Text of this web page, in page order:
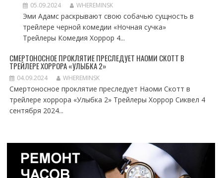
05.09.2024 WHEREMINSK
Эми Адамс раскрывают свою собачью сущность в
трейлере черной комедии «Ночная сучка»
Трейлеры Комедия Хоррор 4...
СМЕРТОНОСНОЕ ПРОКЛЯТИЕ ПРЕСЛЕДУЕТ НАОМИ СКОТТ В
ТРЕЙЛЕРЕ ХОРРОРА «УЛЫБКА 2»
04.09.2024 WHEREMINSK
Смертоносное проклятие преследует Наоми Скотт в
трейлере хоррора «Улыбка 2» Трейлеры Хоррор Сиквел 4
сентября 2024...